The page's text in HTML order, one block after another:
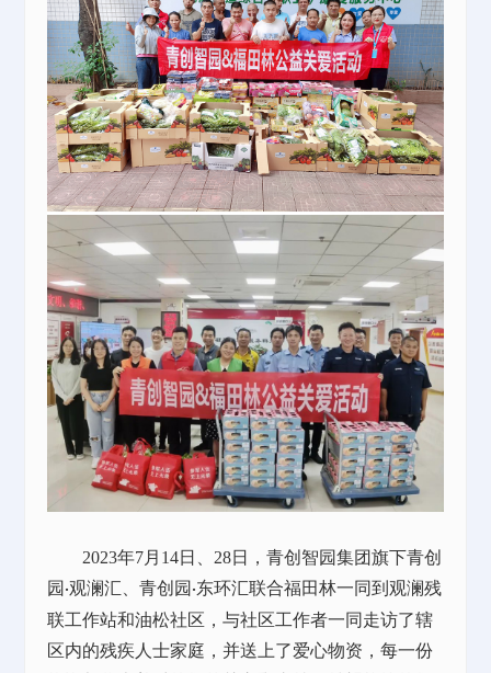
2023年7月 14日、 28日
，青创智园集团旗下青创
园 ·观澜汇、青创园 ·东环汇联合福田林一同到观澜残
联工作站和油松社区，与社区工作者一同走访了辖
区内的残疾人士家庭，并送上了爱心物资，每一份